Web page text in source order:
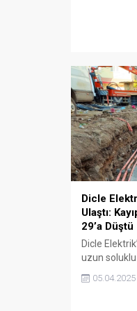
Dicle
Ulaştı:
29’a Düştü
Dicle
uzun
mücadelede
05.04.2025